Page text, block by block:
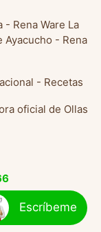
- Rena Ware La
Ayacucho - Rena
- Recetas
oficial de Ollas
Escríbeme